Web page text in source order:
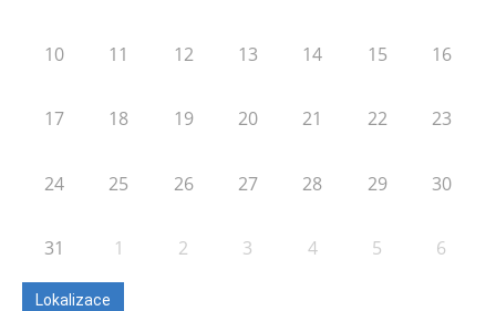
10 11 12 13 14 15 16
17 18 19 20 21 22 23
24 25 26 27 28 29 30
31 1 2 3 4 5 6
Lokalizace